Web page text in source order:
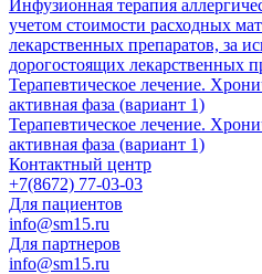
Инфузионная терапия
учетом стоимости расходных
лекарственных препаратов, за
дорогостоящих лекарственных
Терапевтическое лечение.
активная фаза (вариант 1)
Терапевтическое лечение.
активная фаза (вариант 1)
Контактный центр
+7(8672) 77-03-03
Для пациентов
info@sm15.ru
Для партнеров
info@sm15.ru